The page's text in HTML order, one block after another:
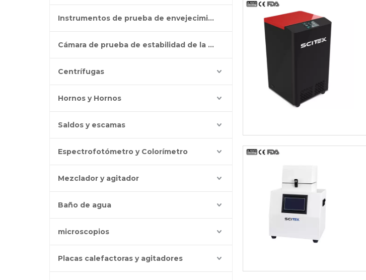
Instrumentos de prueba de envejecimiento
Cámara de prueba de estabilidad de la batería
Centrífugas
Hornos y Hornos
Saldos y escamas
Espectrofotómetro y Colorímetro
Mezclador y agitador
Baño de agua
microscopios
Placas calefactoras y agitadores